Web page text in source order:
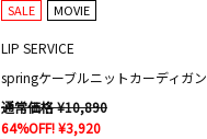
SALE MOVIE
LIP SERVICE
springケーブルニットカーディガン
通常価格 ¥10,890
64%OFF! ¥3,920